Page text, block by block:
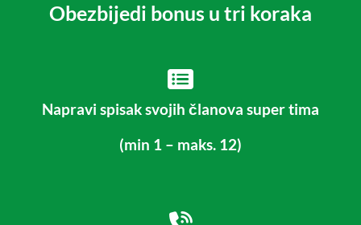
Obezbijedi bonus u tri koraka
Napravi spisak svojih članova super tima
(min 1 – maks. 12)